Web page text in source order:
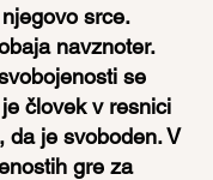
srce.
navznoter.
se
človek v resnici
da je svoboden. V
gre za